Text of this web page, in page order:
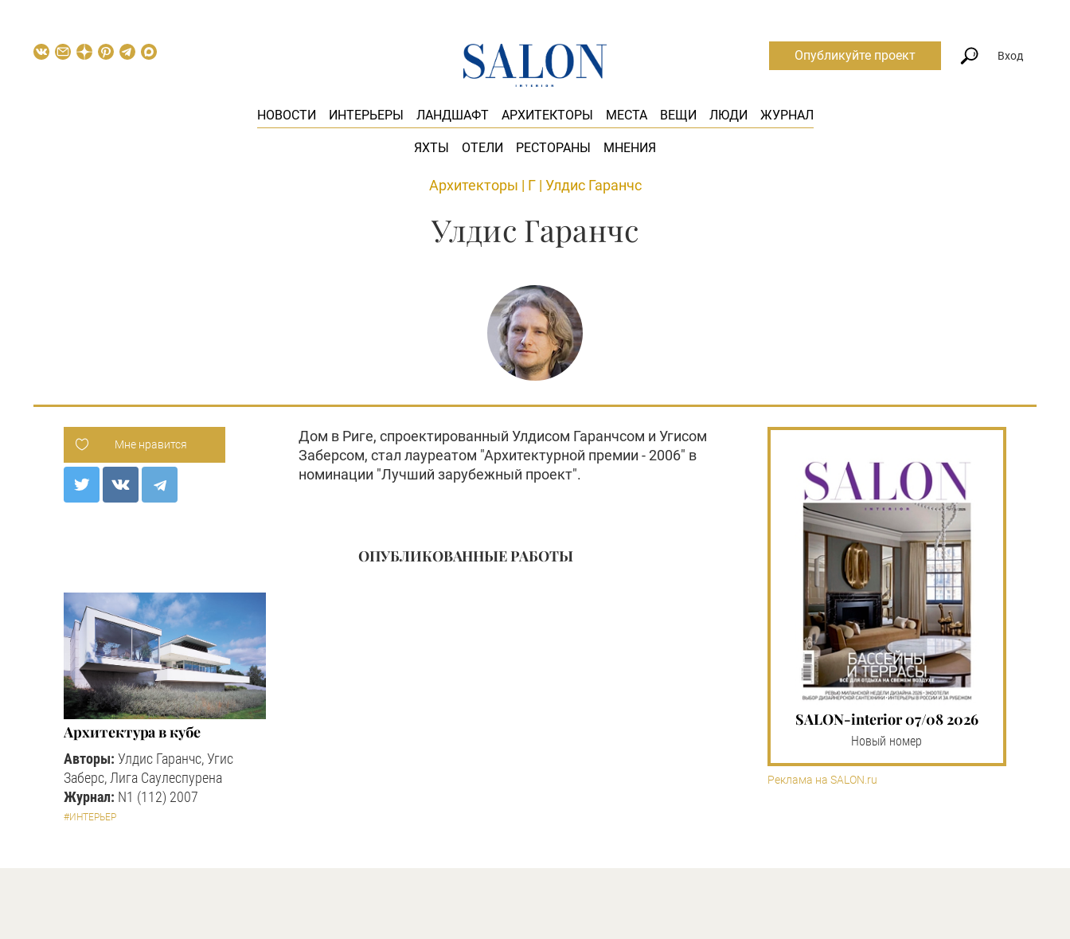
НОВОСТИ ИНТЕРЬЕРЫ ЛАНДШАФТ АРХИТЕКТОРЫ МЕСТА ВЕЩИ ЛЮДИ ЖУРНАЛ
ЯХТЫ ОТЕЛИ РЕСТОРАНЫ МНЕНИЯ
Опубликуйте проект Вход
Архитекторы | Г | Улдис Гаранчс
Улдис Гаранчс
Мне нравится
Дом в Риге, спроектированный Улдисом Гаранчсом и Угисом
Заберсом, стал лауреатом "Архитектурной премии - 2006" в
номинации "Лучший зарубежный проект".
ОПУБЛИКОВАННЫЕ РАБОТЫ
Архитектура в кубе
Авторы: Улдис Гаранчс, Угис
Заберс, Лига Саулеспурена
Журнал: N1 (112) 2007
#ИНТЕРЬЕР
SALON-interior 07/08 2026
Новый номер
Реклама на SALON.ru